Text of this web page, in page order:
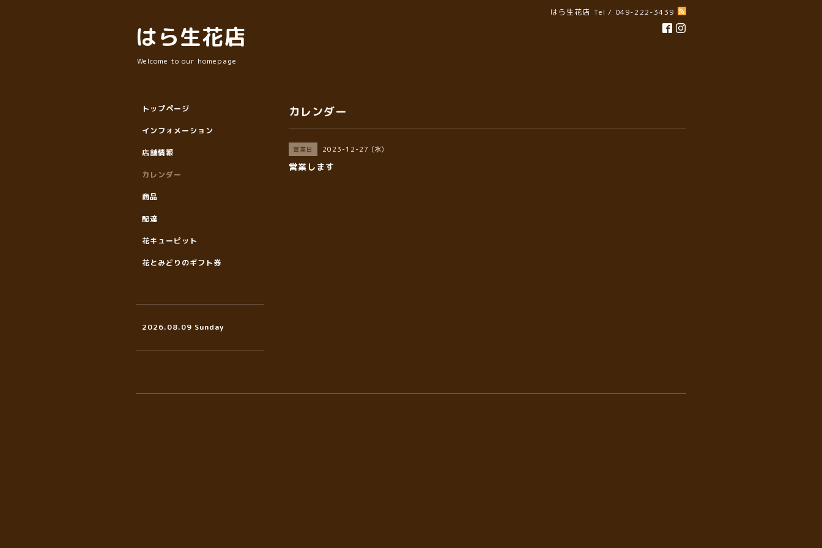
はら生花店 Tel / 049-222-3439
はら生花店
Welcome to our homepage
カレンダー
営業日 2023-12-27 (水)
営業します
トップページ
インフォメーション
店舗情報
カレンダー
商品
配達
花キューピット
花とみどりのギフト券
2026.08.09 Sunday